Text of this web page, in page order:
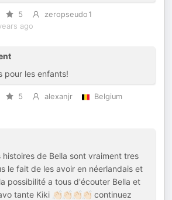
5
zeropseudo1
ago
pour les enfants!
5 alexanjr
Belgium
de Bella sont vraiment tres
le fait de les avoir en néerlandais et
possibilité a tous d'écouter Bella et
tante Kiki 👏🏻👏🏻👏🏻👏🏻 continuez